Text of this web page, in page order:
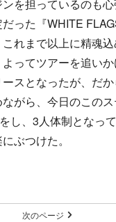
ンを担っているのも
った『WHITE
れまで以上に精魂
ってツアーを追い
スとなったが、だ
がら、今日のこの
し、3人体制となっ
ぶつけた。
次のページ